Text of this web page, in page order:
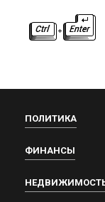
ПОЛИТИКА
ФИНАНСЫ